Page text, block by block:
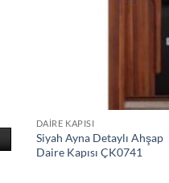
DAIRE KAPISI
Siyah Ayna Detaylı Ahşap
Daire Kapısı ÇK0741